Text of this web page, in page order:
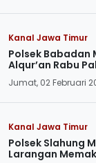
Kanal Jawa Timur
Polsek Babadan
Alqur’an Rabu
Jumat, 02 Februari
Kanal Jawa Timur
Polsek Slahung
Larangan